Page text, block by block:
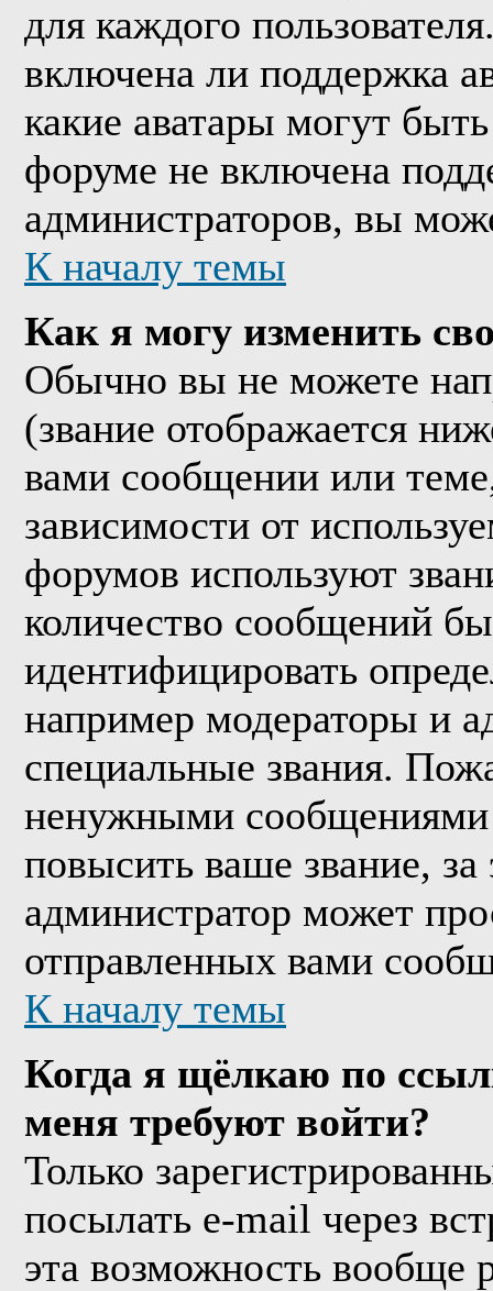
для каждого
включена ли поддержка
какие аватары могут
форуме не включена
администраторов, вы
К началу темы
Как я могу изменить
Обычно вы не можете
(звание отображается
вами сообщении или
зависимости от
форумов используют
количество сообщений
идентифицировать
например модераторы и
специальные звания.
ненужными сообщениями
повысить ваше звание, за
администратор может
отправленных вами
К началу темы
Когда я щёлкаю по
меня требуют войти?
Только
посылать e-mail через
эта возможность вообще